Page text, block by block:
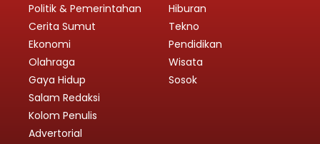
Politik & Pemerintahan
Cerita Sumut
Ekonomi
Olahraga
Gaya Hidup
Hiburan
Tekno
Pendidikan
Wisata
Sosok
Salam Redaksi
Kolom Penulis
Advertorial